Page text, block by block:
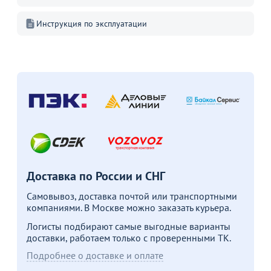
Инструкция по эксплуатации
Доставка по России и СНГ
Самовывоз, доставка почтой или транспортными
компаниями. В Москве можно заказать курьера.
Логисты подбирают самые выгодные варианты
доставки, работаем только с проверенными ТК.
Подробнее о доставке и оплате
С этим товаром покупают
18 490₽
Раскладной стол-книжка
«Фалена» 100х100х73 см
6
7 990
Стол Лион, светло-зеленый